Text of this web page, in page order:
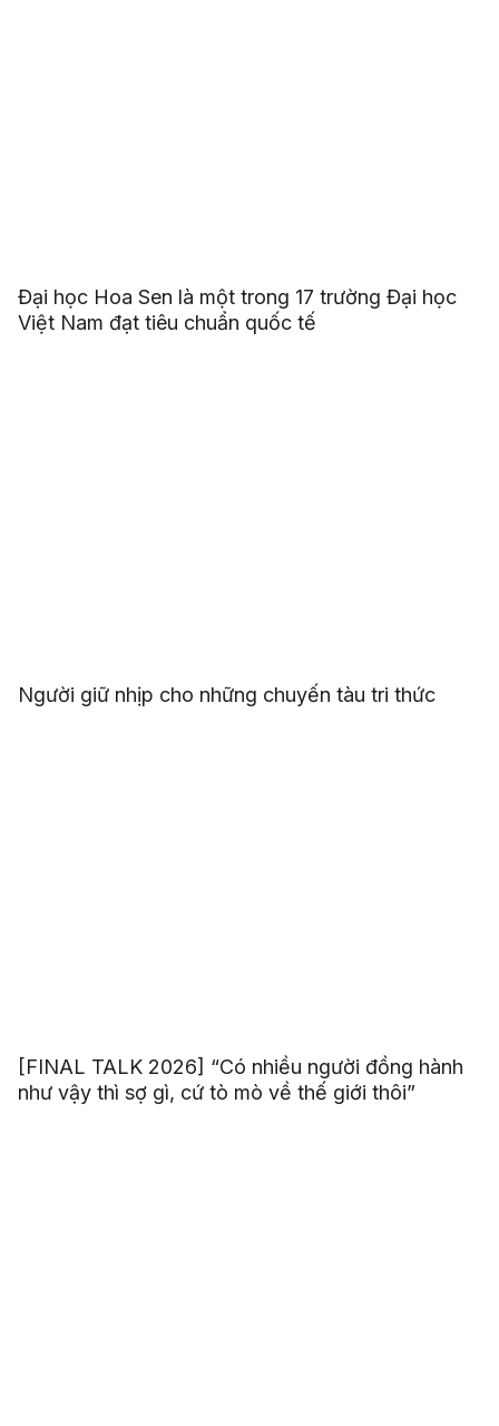
Đại học Hoa Sen là một trong 17 trường Đại học
Việt Nam đạt tiêu chuẩn quốc tế
Người giữ nhịp cho những chuyến tàu tri thức
[FINAL TALK 2026] “Có nhiều người đồng hành
như vậy thì sợ gì, cứ tò mò về thế giới thôi”